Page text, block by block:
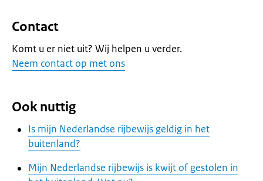
Contact
Komt u er niet uit? Wij helpen u verder.
Neem contact op met ons
Ook nuttig
Is mijn Nederlandse rijbewijs geldig in het
buitenland?
Mijn Nederlandse rijbewijs is kwijt of gestolen in